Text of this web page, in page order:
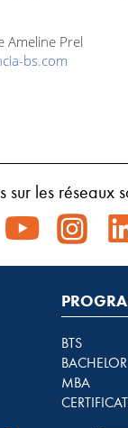
Ameline Prel
bs.com
sur les réseaux
BTS
BACHELOR
MBA